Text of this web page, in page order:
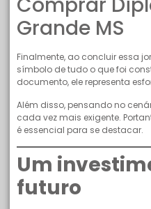
Grande MS
Finalmente, ao concluir essa
símbolo de tudo o que foi
documento, ele representa
Além disso, pensando no
cada vez mais exigente.
é essencial para se destacar.
Um
futuro